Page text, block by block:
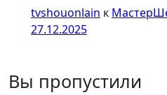
tvshouonlain к
27.12.2025
Вы пропустили